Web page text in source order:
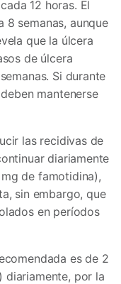
12 horas. El
8 semanas, aunque
que la úlcera
de úlcera
Si durante
mantenerse
las recidivas de
diariamente
de famotidina),
sin embargo, que
en períodos
es de 2
por la